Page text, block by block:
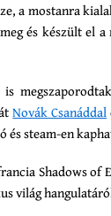
a mostanra
és készült el a
Novák Csanáddal
és steam-en
Shadows
világ